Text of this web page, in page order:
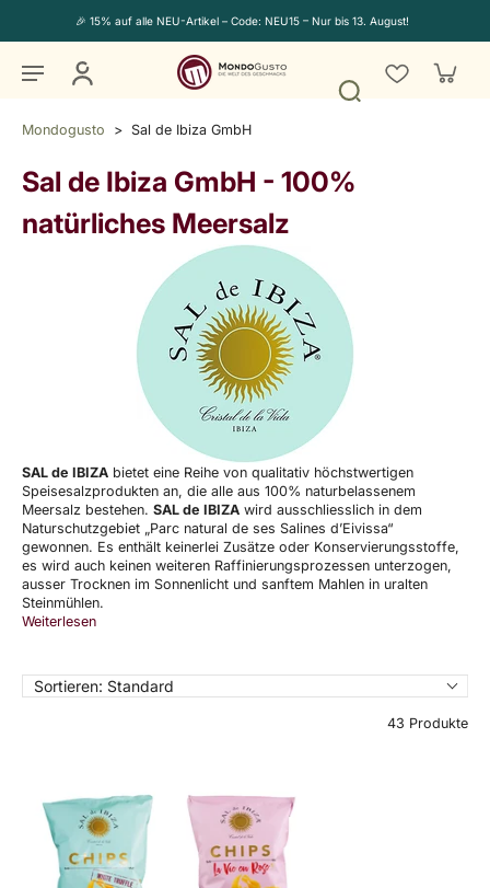
🎉 15% auf alle NEU-Artikel – Code: NEU15 – Nur bis 13. August!
Mondogusto > Sal de Ibiza GmbH
Sal de Ibiza GmbH - 100%
natürliches Meersalz
SAL de IBIZA bietet eine Reihe von qualitativ höchstwertigen
Speisesalzprodukten an, die alle aus 100% naturbelassenem
Meersalz bestehen. SAL de IBIZA wird ausschliesslich in dem
Naturschutzgebiet „Parc natural de ses Salines d’Eivissa“
gewonnen. Es enthält keinerlei Zusätze oder Konservierungsstoffe,
es wird auch keinen weiteren Raffinierungsprozessen unterzogen,
ausser Trocknen im Sonnenlicht und sanftem Mahlen in uralten
Steinmühlen.
Weiterlesen
Sortieren: Standard
43 Produkte